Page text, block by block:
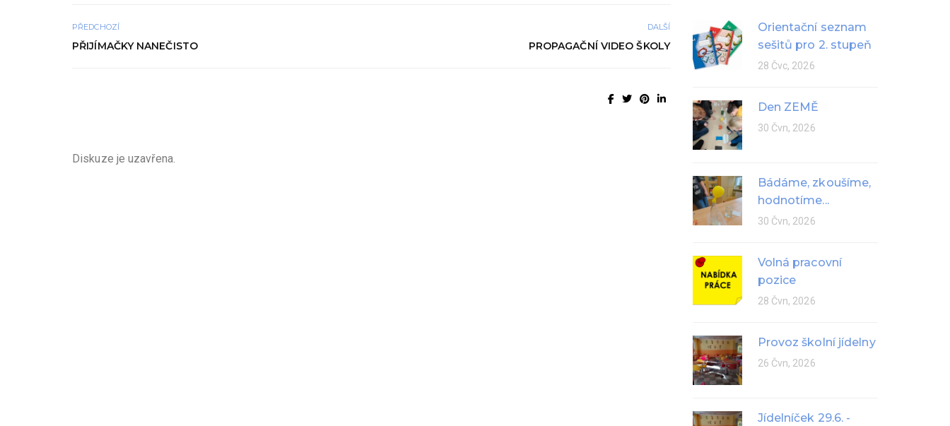
PŘEDCHOZÍ
PŘIJÍMAČKY NANEČISTO
DALŠÍ
PROPAGAČNÍ VIDEO ŠKOLY
Diskuze je uzavřena.
Orientační seznam
sešitů pro 2. stupeň
28 Čvc, 2026
Den ZEMĚ
30 Čvn, 2026
Bádáme, zkoušíme,
hodnotíme...
30 Čvn, 2026
Volná pracovní
pozice
28 Čvn, 2026
Provoz školní jídelny
26 Čvn, 2026
Jídelníček 29.6. -